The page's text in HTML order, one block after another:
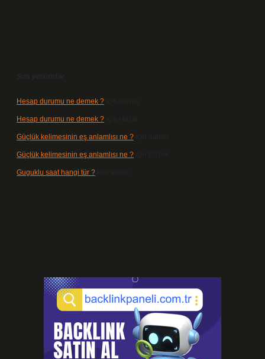
Son yorumlar
Hesap durumu ne demek ? için admin
Hesap durumu ne demek ? için Haluk
Güçlük kelimesinin eş anlamlısı ne ? için admin
Güçlük kelimesinin eş anlamlısı ne ? için Bozok
Guguklu saat hangi tür ? için admin